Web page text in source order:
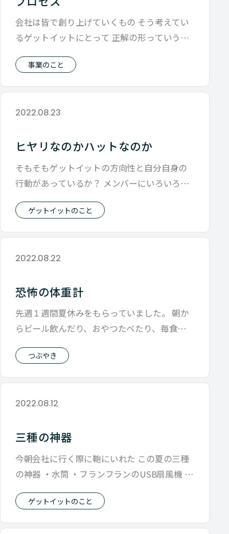
会社は皆で創り上げていくもの そう考えてい
るゲットイットにとって 正解の形っていうの
事業のこと
2022.08.23
ヒヤリなのかハットなのか
そもそもゲットイットの方向性と自分自身の
行動があっているか？ メンバーにいろいろと
ゲットイットのこと
2022.08.22
恐怖の体重計
先週１週間夏休みをもらっていました。 朝か
らビール飲んだり、おやつたべたり、毎食小
つぶやき
2022.08.12
三種の神器
今朝会社に行く際に鞄にいれた この夏の三種
の神器 ・水筒 ・フランフランのUSB扇風機 ・
ゲットイットのこと